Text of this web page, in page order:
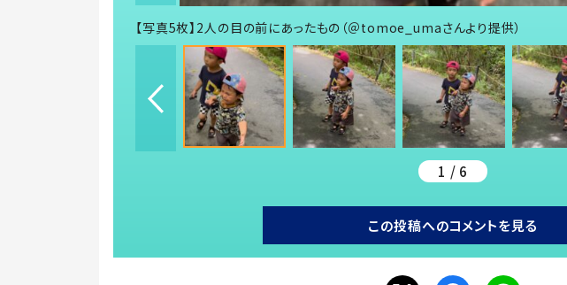
【写真5枚】2人の目の前にあったもの（＠tomoe_umaさんより提供）
1 / 6
この投稿へのコメントを見る